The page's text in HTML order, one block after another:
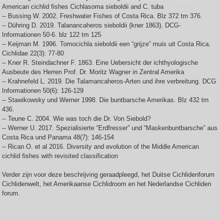
American cichlid fishes Cichlasoma sieboldii and C. tuba
-- Bussing W. 2002. Freshwater Fishes of Costa Rica. Blz 372 tm 376.
-- Dühring D. 2019. Talanancaheros sieboldii (kner 1863). DCG-
Informationen 50-6. blz 122 tm 125
-- Keijman M. 1996. Tomocichla sieboldii een “grijze” muis uit Costa Rica.
Cichlidae 22(3): 77-80
-- Kner R. Steindachner F. 1863. Eine Uebersicht der ichthyologische
Ausbeute des Herren Prof. Dr. Moritz Wagner in Zentral Amerika
-- Krahnefeld L. 2019. Die Talamancaheros-Arten und ihre verbreitung. DCG
Informationen 50(6): 126-129
-- Stawikowsky und Werner 1998. Die buntbarsche Amerikas. Blz 432 tm
436.
-- Teune C. 2004. Wie was toch die Dr. Von Siebold?
-- Werner U. 2017. Spezialisierte “Erdfresser” und “Maskenbuntbarsche” aus
Costa Rica und Panama 48(7): 146-154
-- Rican O. et al 2016. Diversity and evolution of the Middle American
cichlid fishes with revisited classification
Verder zijn voor deze beschrijving geraadpleegd, het Duitse Cichlidenforum
Cichlidenwelt, het Amerikaanse Cichlidroom en het Nederlandse Cichliden
forum.